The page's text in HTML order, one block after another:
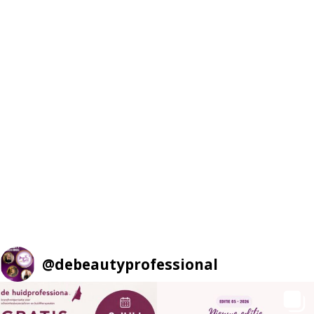
@debeautyprofessional